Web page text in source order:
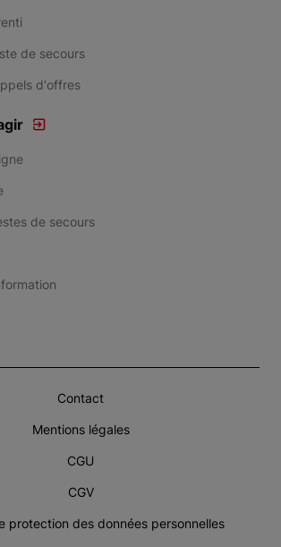
de secours
d'offres
de secours
Contact
Mentions légales
CGU
CGV
protection des données personnelles